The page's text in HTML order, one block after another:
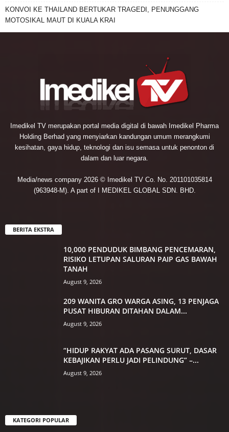
KONVOI KE THAILAND BERTUKAR TRAGEDI, PENUNGGANG
MOTOSIKAL MAUT DI KUALA KRAI
Imedikel TV merupakan portal media digital di bawah Imedikel Pharma
Holding Berhad yang menyiarkan kandungan umum merangkumi
kesihatan, gaya hidup, teknologi dan isu semasa untuk penonton di
dalam dan luar negara.
Media/news company 2026 © Imedikel TV Co. No. 201101035814
(963948-M). A part of I MEDIKEL GLOBAL SDN. BHD.
BERITA EKSTRA
10,000 PENDUDUK BIMBANG PENCEMARAN,
RISIKO LETUPAN SALURAN PAIP GAS BAWAH
TANAH
August 9, 2026
209 WANITA GRO WARGA ASING, 13 PENJAGA
PUSAT HIBURAN DITAHAN DALAM...
August 9, 2026
“HIDUP RAKYAT ADA PASANG SURUT, DASAR
KEBAJIKAN PERLU JADI PELINDUNG” –...
August 9, 2026
KATEGORI POPULAR